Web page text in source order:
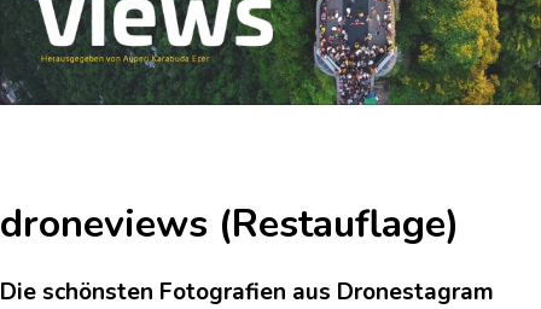
droneviews (Restauflage)
Die schönsten Fotografien aus Dronestagram